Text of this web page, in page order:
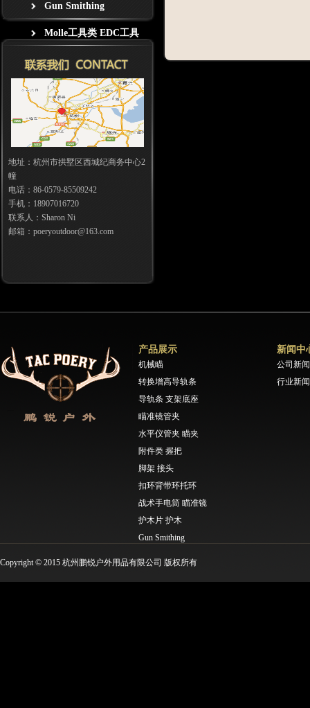
Gun Smithing
Molle工具类 EDC工具
地址：杭州市拱墅区西城纪商务中心2
幢
电话：86-0579-85509242
手机：18907016720
联系人：Sharon Ni
邮箱：poeryoutdoor@163.com
产品展示
机械瞄
转换增高导轨条
导轨条 支架底座
瞄准镜管夹
水平仪管夹 瞄夹
附件类 握把
脚架 接头
扣环背带环托环
战术手电筒 瞄准镜
护木片 护木
Gun Smithing
新闻中
公司新闻
行业新闻
Copyright © 2015 杭州鹏锐户外用品有限公司 版权所有